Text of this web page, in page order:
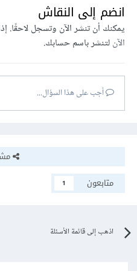
انضم إلى النقاش
يمكنك أن تنشر الآن وتسجل لاحقًا.
الآنلتنشر باسم حسابك.
أجب على هذا السؤال...
متابعون
1
اذهب إلى قائمة الأسئلة